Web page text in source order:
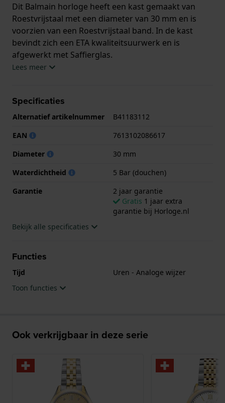
Dit Balmain horloge heeft een kast gemaakt van
Roestvrijstaal met een diameter van 30 mm en is
voorzien van een Roestvrijstaal band. In de kast
bevindt zich een ETA kwaliteitsuurwerk en is
afgewerkt met Saffierglas.
horloge geleverd met 2 jaar garantie.
Lees meer
Specificaties
Alternatief artikelnummer
B41183112
EAN
7613102086617
Diameter
30 mm
Waterdichtheid
5 Bar (douchen)
Garantie
2 jaar garantie
Gratis 1 jaar extra
garantie bij Horloge.nl
Bekijk alle specificaties
Functies
Tijd
Uren - Analoge wijzer
Toon functies
Ook verkrijgbaar in deze serie